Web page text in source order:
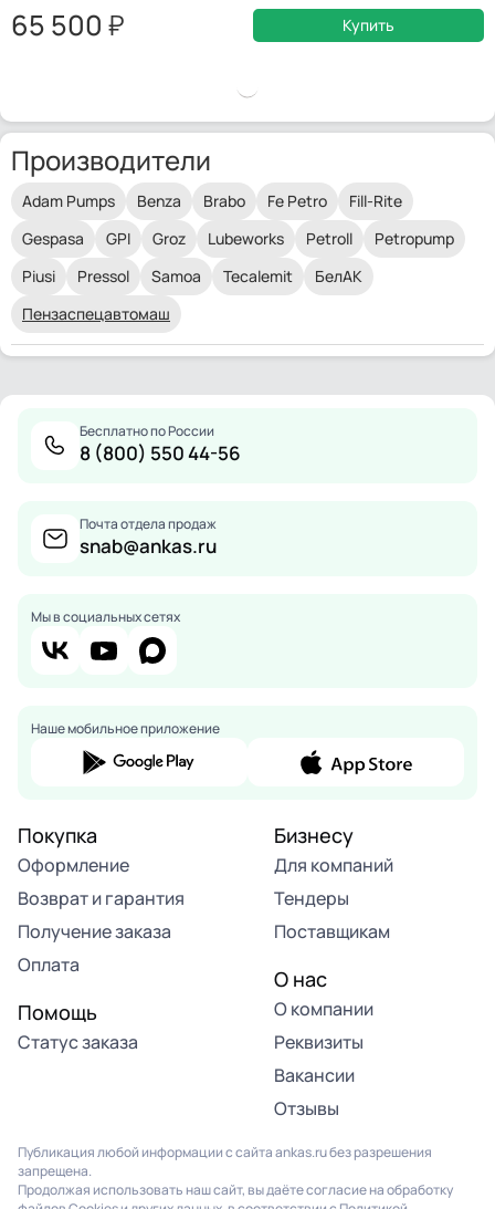
65 500 Купить
Производители
Adam Pumps Benza Brabo Fe Petro
Fill-Rite
Gespasa
GPI Groz Lubeworks Petroll
Petropump
Piusi
Pressol Samoa Tecalemit
БелАК
Пензаспецавтомаш
Бесплатно по России
8 (800) 550 44-56
Почта отдела продаж
snab@ankas.ru
Мы в социальных сетях
Наше мобильное приложение
Покупка
Оформление
Возврат и гарантия
Получение заказа
Оплата
Помощь
Статус заказа
Бизнесу
Для компаний
Тендеры
Поставщикам
О нас
О компании
Реквизиты
Вакансии
Отзывы
Публикация любой информации с сайта ankas.ru без разрешения
запрещена.
Продолжая использовать наш сайт, вы даёте согласие на обработку